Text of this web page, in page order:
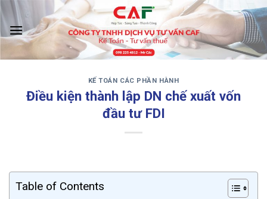
Skip
to
content
‹ ›
KẾ TOÁN CÁC PHẦN HÀNH
Điều kiện thành lập DN chế xuất vốn
đầu tư FDI
Table of Contents